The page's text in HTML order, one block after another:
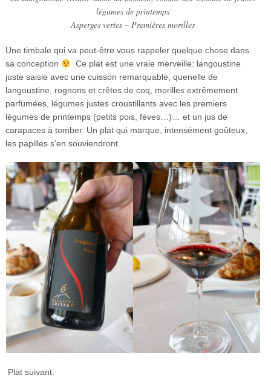
légumes de printemps
Asperges vertes – Premières morilles
Une timbale qui va peut-être vous rappeler quelque chose dans
sa conception
Ce plat est une vraie merveille: langoustine
juste saisie avec une cuisson remarquable, quenelle de
langoustine, rognons et crêtes de coq, morilles extrêmement
parfumées, légumes justes croustillants avec les premiers
légumes de printemps (petits pois, fèves…)… et un jus de
carapaces à tomber. Un plat qui marque, intensément goûteux,
les papilles s’en souviendront.
Plat suivant: